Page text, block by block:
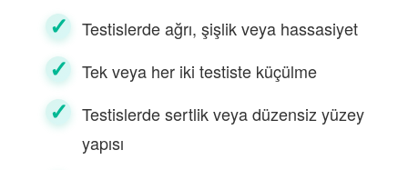
Testislerde ağrı, şişlik veya hassasiyet
Tek veya her iki testiste küçülme
Testislerde sertlik veya düzensiz yüzey
yapısı